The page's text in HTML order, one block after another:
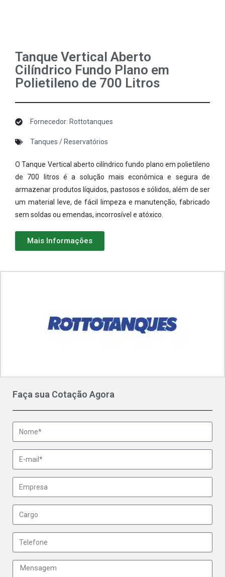
Tanque Vertical Aberto
Cilíndrico Fundo Plano em
Polietileno de 700 Litros
Fornecedor: Rottotanques
Tanques / Reservatórios
O Tanque Vertical aberto cilíndrico fundo plano em polietileno
de 700 litros é a solução mais econômica e segura de
armazenar produtos líquidos, pastosos e sólidos, além de ser
um material leve, de fácil limpeza e manutenção, fabricado
sem soldas ou emendas, incorrosível e atóxico.
Mais Informações
Faça sua Cotação Agora